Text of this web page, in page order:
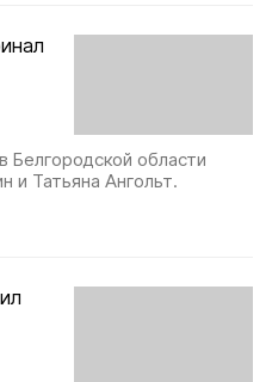
Белгородской области
и Татьяна Ангольт.